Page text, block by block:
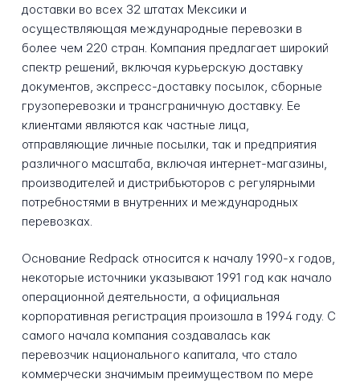
доставки во всех 32 штатах Мексики и
осуществляющая международные перевозки в
более чем 220 стран. Компания предлагает широкий
спектр решений, включая курьерскую доставку
документов, экспресс-доставку посылок, сборные
грузоперевозки и трансграничную доставку. Ее
клиентами являются как частные лица,
отправляющие личные посылки, так и предприятия
различного масштаба, включая интернет-магазины,
производителей и дистрибьюторов с регулярными
потребностями в внутренних и международных
перевозках.
Основание Redpack относится к началу 1990-х годов,
некоторые источники указывают 1991 год как начало
операционной деятельности, а официальная
корпоративная регистрация произошла в 1994 году. С
самого начала компания создавалась как
перевозчик национального капитала, что стало
коммерчески значимым преимуществом по мере